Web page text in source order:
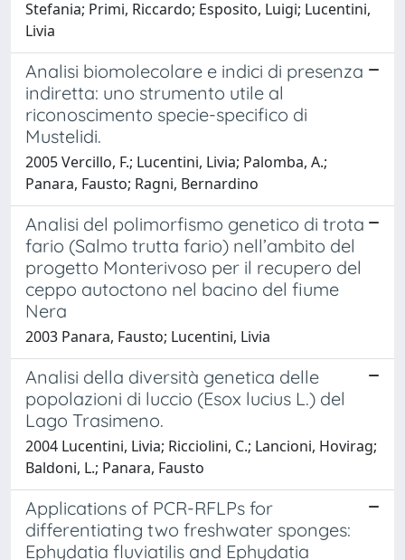
Stefania; Primi, Riccardo; Esposito, Luigi; Lucentini,
Livia
Analisi biomolecolare e indici di presenza
indiretta: uno strumento utile al
riconoscimento specie-specifico di
Mustelidi.
2005 Vercillo, F.; Lucentini, Livia; Palomba, A.;
Panara, Fausto; Ragni, Bernardino
Analisi del polimorfismo genetico di trota
fario (Salmo trutta fario) nell’ambito del
progetto Monterivoso per il recupero del
ceppo autoctono nel bacino del fiume
Nera
2003 Panara, Fausto; Lucentini, Livia
Analisi della diversità genetica delle
popolazioni di luccio (Esox lucius L.) del
Lago Trasimeno.
2004 Lucentini, Livia; Ricciolini, C.; Lancioni, Hovirag;
Baldoni, L.; Panara, Fausto
Applications of PCR-RFLPs for
differentiating two freshwater sponges:
Ephydatia fluviatilis and Ephydatia